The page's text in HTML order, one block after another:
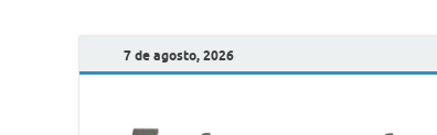
7 de agosto, 2026